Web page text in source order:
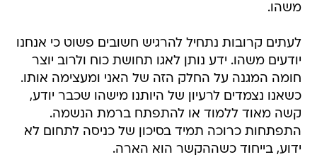
משהו.
לעתים קרובות נתחיל להרגיש חשובים פשוט כי אנחנו
יודעים משהו. ידע נותן לאגו תחושת כוח ולרוב יוצר
חומה המגנה על החלק הזה של האני ומעצימה אותו.
כשאנו נצמדים לרעיון של היותנו מישהו שכבר יודע,
קשה מאוד ללמוד או להתפתח ברמת הנשמה.
התפתחות כרוכה תמיד בסיכון של כניסה לתחום לא
ידוע, בייחוד כשההקשר הוא הארה.